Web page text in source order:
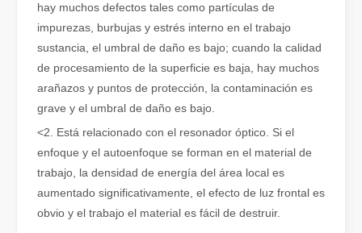
El corte por láser de láminas de metal es un método de corte muy utilizado.
El corte por láser de láminas de metal es un método de corte
hay muchos defectos tales como partículas de
impurezas, burbujas y estrés interno en el trabajo
sustancia, el umbral de daño es bajo; cuando la calidad
de procesamiento de la superficie es baja, hay muchos
arañazos y puntos de protección, la contaminación es
grave y el umbral de daño es bajo.
<2. Está relacionado con el resonador óptico. Si el
enfoque y el autoenfoque se forman en el material de
trabajo, la densidad de energía del área local es
aumentado significativamente, el efecto de luz frontal es
obvio y el trabajo el material es fácil de destruir.